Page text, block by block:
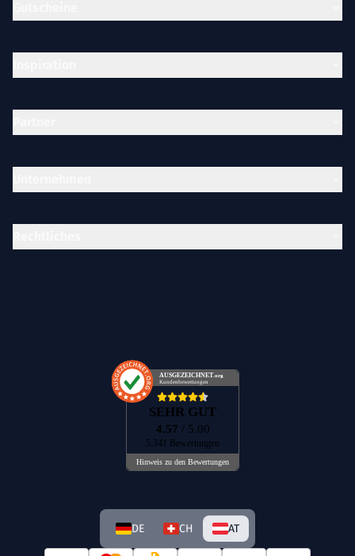
AUSGEZEICHNET.org
Kundenbewertungen
SEHR GUT
4.57 / 5.00
5.341 Bewertungen
Hinweis zu den Bewertungen
DE CH AT